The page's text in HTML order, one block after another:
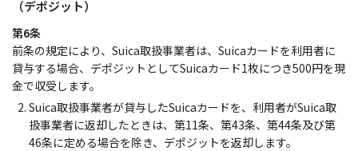
（デポジット）
第6条
前条の規定により、Suica取扱事業者は、Suicaカードを利用者に
貸与する場合、デポジットとしてSuicaカード1枚につき500円を現
金で収受します。
Suica取扱事業者が貸与したSuicaカードを、利用者がSuica取
扱事業者に返却したときは、第11条、第43条、第44条及び第
46条に定める場合を除き、デポジットを返却します。